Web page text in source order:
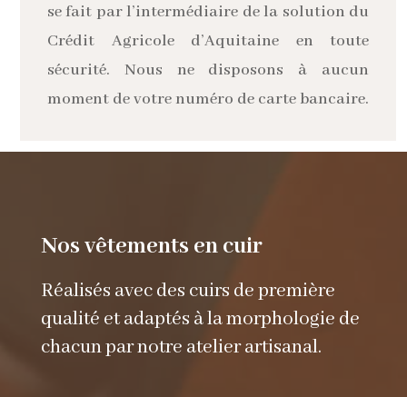
se fait par l’intermédiaire de la solution du
Crédit Agricole d’Aquitaine en toute
sécurité. Nous ne disposons à aucun
moment de votre numéro de carte bancaire.
Nos vêtements en cuir
Réalisés avec des cuirs de première
qualité et adaptés à la morphologie de
chacun par notre atelier artisanal.